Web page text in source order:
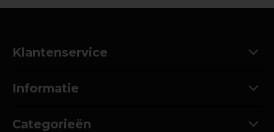
Klantenservice
Informatie
Categorieën